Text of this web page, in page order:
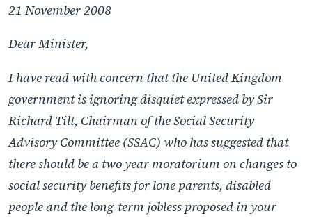
21 November 2008
Dear Minister,
I have read with concern that the United Kingdom
government is ignoring disquiet expressed by Sir
Richard Tilt, Chairman of the Social Security
Advisory Committee (SSAC) who has suggested that
there should be a two year moratorium on changes to
social security benefits for lone parents, disabled
people and the long-term jobless proposed in your